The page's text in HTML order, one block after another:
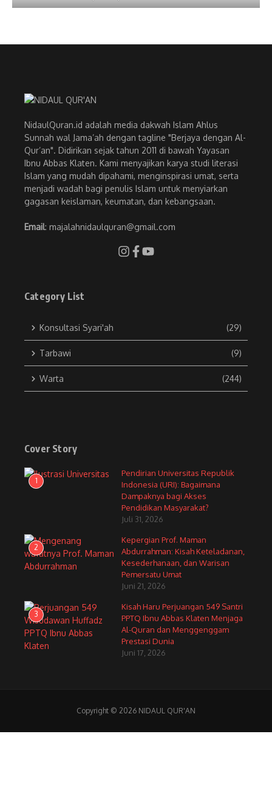
NidaulQuran.id adalah media dakwah Islam Ahlus
Sunnah wal Jama’ah dengan tagline "Berjaya dengan Al-
Qur’an". Didirikan sejak tahun 2011 di bawah Yayasan
Ibnu Abbas Klaten. Kami menyajikan karya studi literasi
Islam yang mudah dipahami, menginspirasi umat, serta
menjadi wadah bagi penulis Islam untuk menyiarkan
gagasan keislaman, keumatan, dan kebangsaan.
Email: majalahnidaulquran@gmail.com
Category List
Konsultasi Syari'ah (29)
Tarbawi (9)
Warta (244)
Cover Story
1
Pendirian Universitas Republik
Indonesia (URI): Bagaimana
Dampaknya bagi Akses
Pendidikan Masyarakat?
Juli 31, 2026
2
Kepergian Prof. Maman
Abdurrahman: Kisah Keteladanan,
Kesederhanaan, dan Warisan
Pemersatu Umat
Juni 21, 2026
3
Kisah Haru Perjuangan 549 Santri
PPTQ Ibnu Abbas Klaten Menjaga
Al-Quran dan Menggenggam
Prestasi Dunia
Juni 17, 2026
Copyright © 2026 NIDAUL QUR'AN